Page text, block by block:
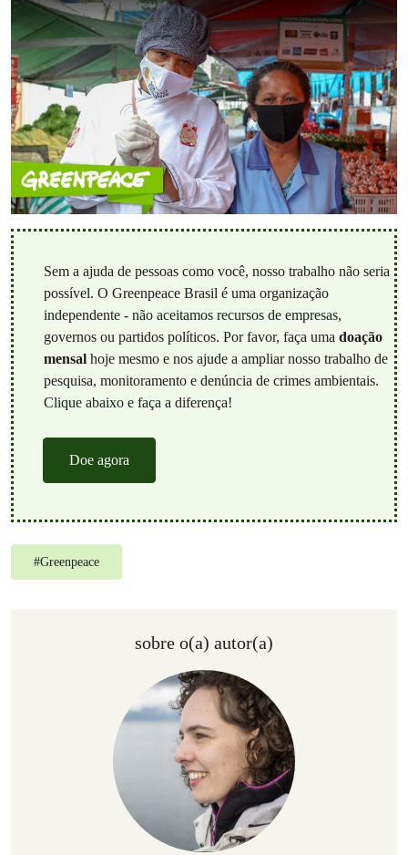
Sem a ajuda de pessoas como você, nosso trabalho não seria
possível. O Greenpeace Brasil é uma organização
independente - não aceitamos recursos de empresas,
governos ou partidos políticos. Por favor, faça uma doação
mensalhoje mesmo e nos ajude a ampliar nosso trabalho de
pesquisa, monitoramento e denúncia de crimes ambientais.
Clique abaixo e faça a diferença!
Doe agora
#Greenpeace
sobre o(a) autor(a)